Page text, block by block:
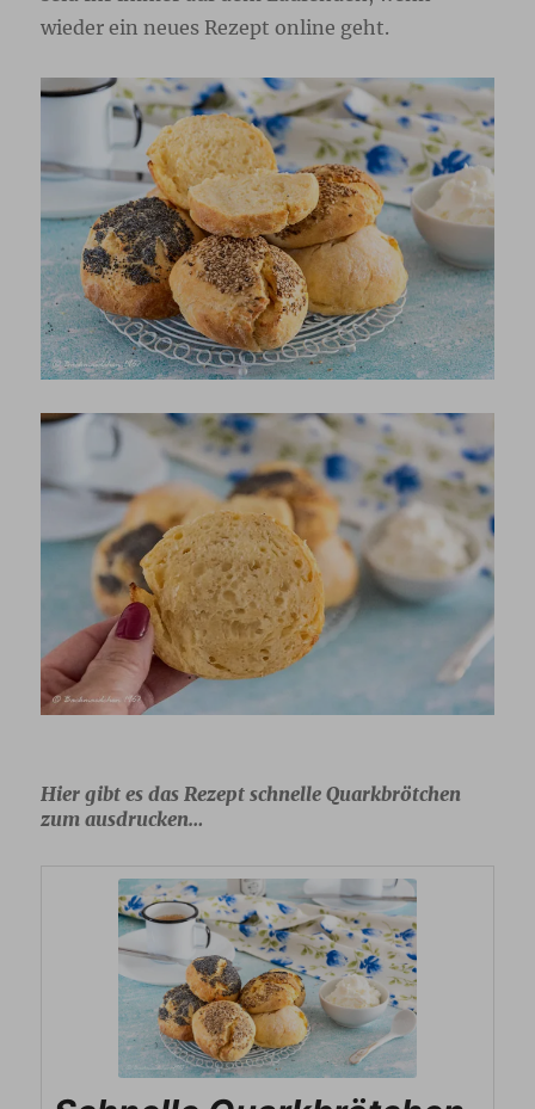
wieder ein neues Rezept online geht.
Hier gibt es das Rezept schnelle Quarkbrötchen
zum ausdrucken…